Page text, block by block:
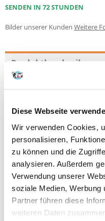
Diese Webseite
Wir verwenden Cookies,
personalisieren,
zu können und die
analysieren. Außerdem
Verwendung unserer
soziale Medien, Werbung
Partner führen diese
weiteren Daten
SENDEN IN 72 STUNDEN
Bilder unserer Kunden Weitere
Produktbeschreibung
klassische Plüschmaus oder der
batteriebetriebenen Spielzeuge
zum Spielen und Toben.
Set Spielbälle
diverse Ausführungen
Inhalt: 3 St.